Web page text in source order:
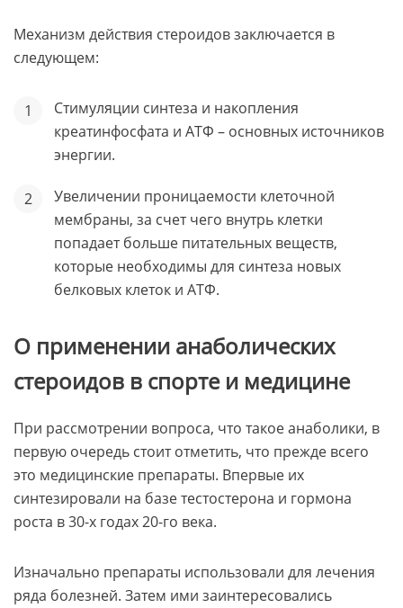
Механизм действия стероидов заключается в
следующем:
Стимуляции синтеза и накопления
креатинфосфата и АТФ – основных источников
энергии.
Увеличении проницаемости клеточной
мембраны, за счет чего внутрь клетки
попадает больше питательных веществ,
которые необходимы для синтеза новых
белковых клеток и АТФ.
О применении анаболических
стероидов в спорте и медицине
При рассмотрении вопроса, что такое анаболики, в
первую очередь стоит отметить, что прежде всего
это медицинские препараты. Впервые их
синтезировали на базе тестостерона и гормона
роста в 30-х годах 20-го века.
Изначально препараты использовали для лечения
ряда болезней. Затем ими заинтересовались